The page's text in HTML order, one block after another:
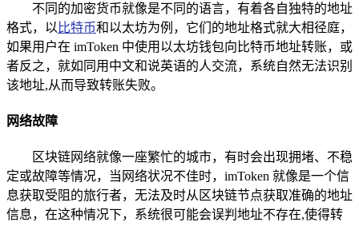
不同的加密货币就像是不同的语言，有着各自独特的地址
格式，以 比特币和以太坊为例，它们的地址格式就大相径庭，
如果用户在 imToken 中使用以太坊钱包向比特币地址转账，或
者反之，就如同用中文和说英语的人交流，系统自然无法识别
该地址,从而导致转账失败。
网络故障
区块链网络就像一座繁忙的城市，有时会出现拥堵、不稳
定或故障等情况，当网络状况不佳时，imToken 就像是一个信
息获取受阻的旅行者，无法及时从区块链节点获取准确的地址
信息，在这种情况下，系统很可能会误判地址不存在,使得转